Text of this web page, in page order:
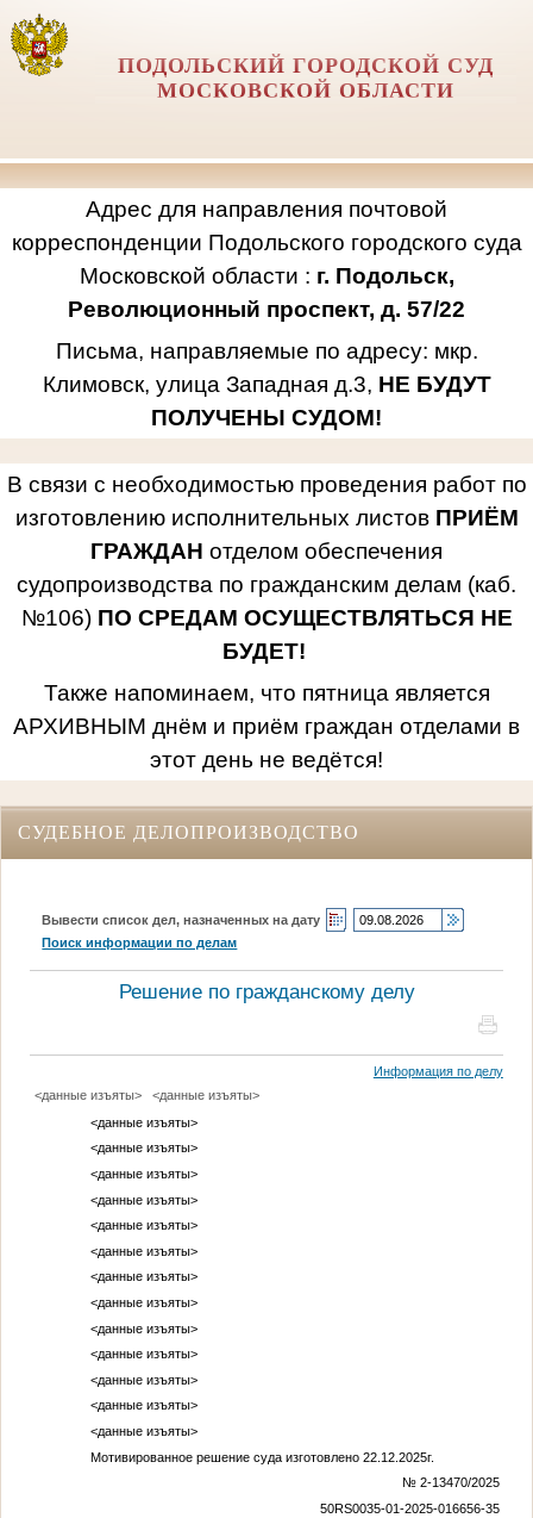
ПОДОЛЬСКИЙ ГОРОДСКОЙ СУД
МОСКОВСКОЙ ОБЛАСТИ
Адрес для направления почтовой
корреспонденции Подольского городского суда
Московской области : г. Подольск,
Революционный проспект, д. 57/22
Письма, направляемые по адресу: мкр.
Климовск, улица Западная д.3, НЕ БУДУТ
ПОЛУЧЕНЫ СУДОМ!
В связи с необходимостью проведения работ по
изготовлению исполнительных листов ПРИЁМ
ГРАЖДАН отделом обеспечения
судопроизводства по гражданским делам (каб.
№106) ПО СРЕДАМ ОСУЩЕСТВЛЯТЬСЯ НЕ
БУДЕТ!
Также напоминаем, что пятница является
АРХИВНЫМ днём и приём граждан отделами в
этот день не ведётся!
СУДЕБНОЕ ДЕЛОПРОИЗВОДСТВО
Вывести список дел, назначенных на дату
Поиск информации по делам
Решение по гражданскому делу
Информация по делу
<данные изъяты>
<данные изъяты>
<данные изъяты>
<данные изъяты>
<данные изъяты>
<данные изъяты>
<данные изъяты>
<данные изъяты>
<данные изъяты>
<данные изъяты>
<данные изъяты>
<данные изъяты>
<данные изъяты>
<данные изъяты>
<данные изъяты>
Мотивированное решение суда изготовлено 22.12.2025г.
№ 2-13470/2025
50RS0035-01-2025-016656-35